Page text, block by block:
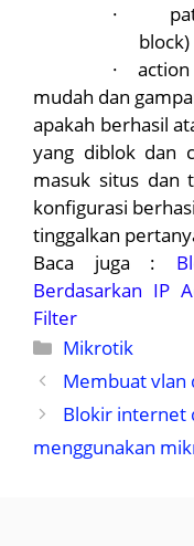
·
block)
·
mudah dan
apakah berhasil
yang diblok dan
masuk situs dan
konfigurasi
tinggalkan
Baca juga :
Berdasarkan IP
Filter
Kategori
Mikrotik
Membuat vlan
Blokir internet
menggunakan